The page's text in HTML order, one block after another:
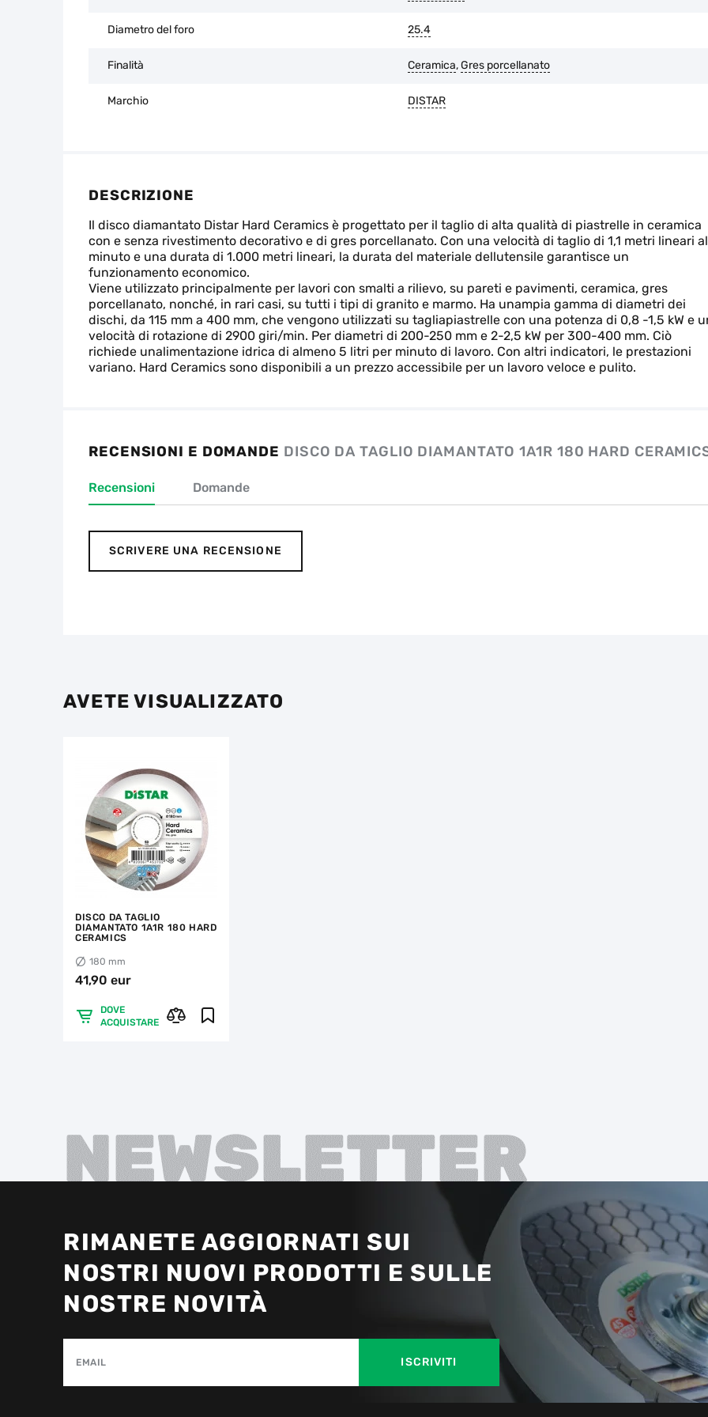
Diametro del foro 25.4
Finalità Ceramica,Gres porcellanato
Marchio DISTAR
DESCRIZIONE
Il disco diamantato Distar Hard Ceramics è progettato per il taglio di alta qualità di piastrelle in ceramica
con e senza rivestimento decorativo e di gres porcellanato. Con una velocità di taglio di 1,1 metri lineari al
minuto e una durata di 1.000 metri lineari, la durata del materiale dellutensile garantisce un
funzionamento economico.
Viene utilizzato principalmente per lavori con smalti a rilievo, su pareti e pavimenti, ceramica, gres
porcellanato, nonché, in rari casi, su tutti i tipi di granito e marmo. Ha unampia gamma di diametri dei
dischi, da 115 mm a 400 mm, che vengono utilizzati su tagliapiastrelle con una potenza di 0,8 -1,5 kW e
velocità di rotazione di 2900 giri/min. Per diametri di 200-250 mm e 2-2,5 kW per 300-400 mm. Ciò
richiede unalimentazione idrica di almeno 5 litri per minuto di lavoro. Con altri indicatori, le prestazioni
variano. Hard Ceramics sono disponibili a un prezzo accessibile per un lavoro veloce e pulito.
RECENSIONI E DOMANDE DISCO DA TAGLIO DIAMANTATO 1A1R 180 HARD
Recensioni Domande
SCRIVERE UNA RECENSIONE
AVETE VISUALIZZATO
DISCO DA TAGLIO
DIAMANTATO 1A1R 180 HARD
CERAMICS
180 mm
41,90 eur
DOVE
ACQUISTARE
NEWSLETTER
RIMANETE AGGIORNATI SUI
NOSTRI NUOVI PRODOTTI E SULLE
NOSTRE NOVITÀ
EMAIL ISCRIVITI